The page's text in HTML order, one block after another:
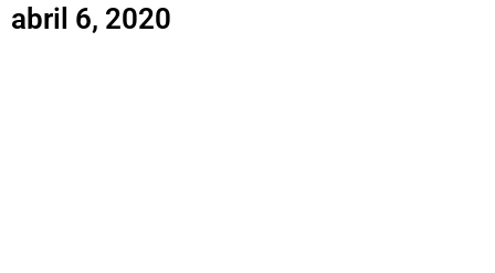
abril 6, 2020